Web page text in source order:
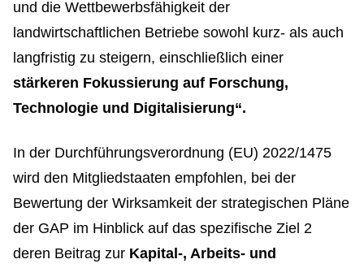
und die Wettbewerbsfähigkeit der
landwirtschaftlichen Betriebe sowohl kurz- als auch
langfristig zu steigern, einschließlich einer
stärkeren Fokussierung auf Forschung,
Technologie und Digitalisierung“.
In der Durchführungsverordnung (EU) 2022/1475
wird den Mitgliedstaaten empfohlen, bei der
Bewertung der Wirksamkeit der strategischen Pläne
der GAP im Hinblick auf das spezifische Ziel 2
deren Beitrag zur Kapital-, Arbeits- und